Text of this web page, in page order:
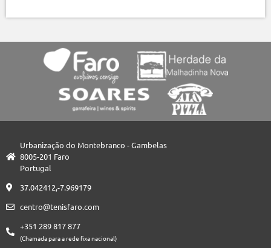
Urbanização do Montebranco - Gambelas
8005-201 Faro
Portugal
37.042412,-7.969179
centro@tenisfaro.com
+351 289 817 877
(Chamada para a rede fixa nacional)